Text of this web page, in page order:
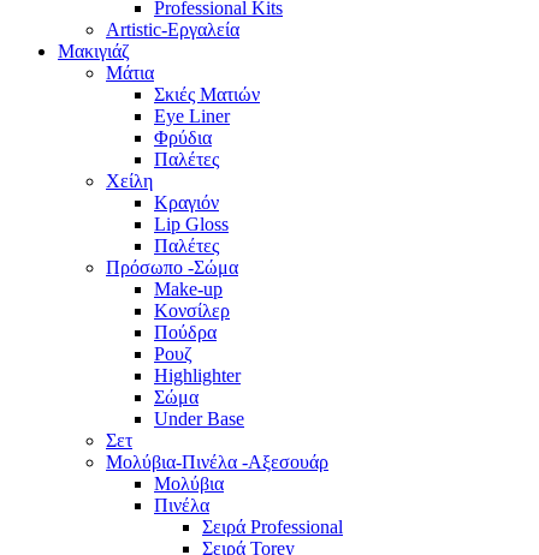
Professional Kits
Artistic-Εργαλεία
Μακιγιάζ
Μάτια
Σκιές Ματιών
Eye Liner
Φρύδια
Παλέτες
Χείλη
Κραγιόν
Lip Gloss
Παλέτες
Πρόσωπο -Σώμα
Make-up
Κονσίλερ
Πούδρα
Ρουζ
Highlighter
Σώμα
Under Base
Σετ
Μολύβια-Πινέλα -Αξεσουάρ
Μολύβια
Πινέλα
Σειρά Professional
Σειρά Torey